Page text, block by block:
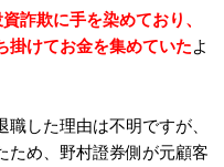
詐欺に手を染めており、
掛けてお金を集めていたよ
した理由は不明ですが、
ため、野村證券側が元顧客